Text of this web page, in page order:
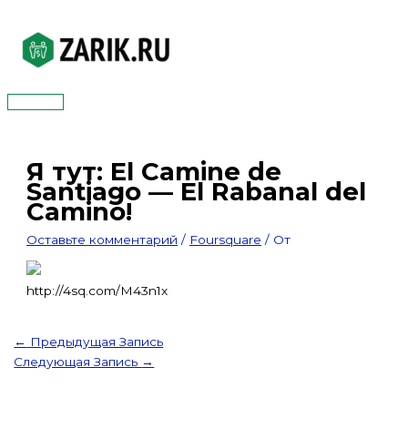
содержимому
Главное
Я тут: El Camine de
Santiago — El Rabanal del
Camino!
Оставьте комментарий / Foursquare / От
http://4sq.com/M43n1x
← Предыдущая Запись
Следующая Запись →